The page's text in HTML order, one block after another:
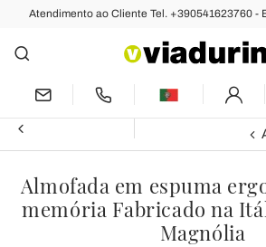
Atendimento ao Cliente Tel. +390541623760 -
Almofada em espuma
memória Fabricado na
Magnólia